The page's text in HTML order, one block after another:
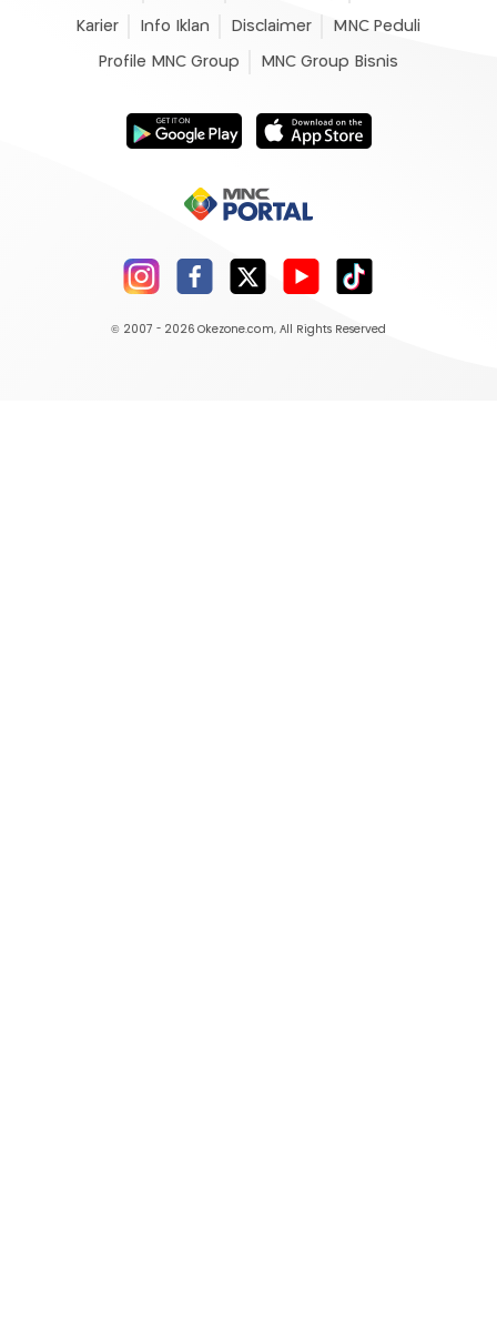
Karier Info Iklan Disclaimer MNC Peduli
Profile MNC Group MNC Group Bisnis
© 2007 - 2026 Okezone.com, All Rights Reserved